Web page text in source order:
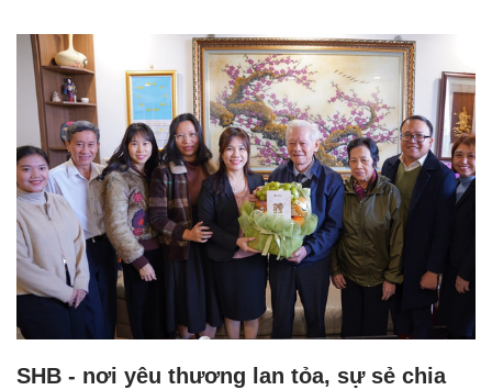
SHB - nơi yêu thương lan tỏa, sự sẻ chia